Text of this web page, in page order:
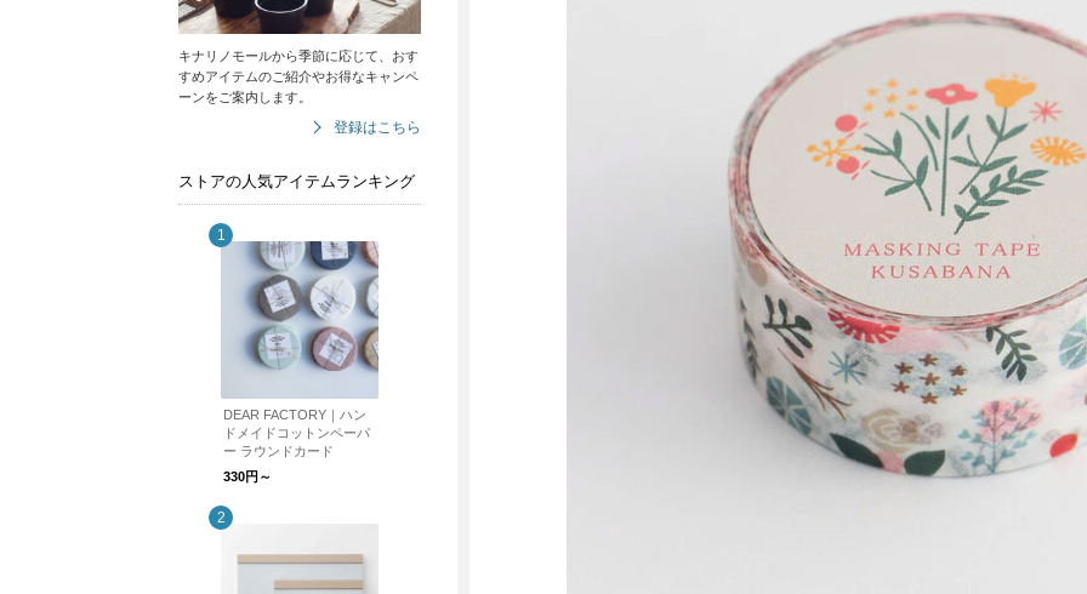
キナリノモールから季節に応じて、おす
すめアイテムのご紹介やお得なキャンペ
ーンをご案内します。
登録はこちら
ストアの人気アイテムランキング
DEAR FACTORY｜ハン
ドメイドコットンペーパ
ー ラウンドカード
330円～